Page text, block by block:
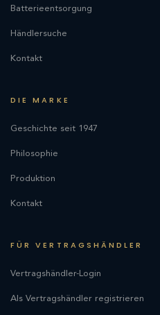
Batterieentsorgung
Händlersuche
Kontakt
DIE MARKE
Geschichte seit 1947
Philosophie
Produktion
Kontakt
FÜR VERTRAGSHÄNDLER
Vertragshändler-Login
Als Vertragshändler registrieren